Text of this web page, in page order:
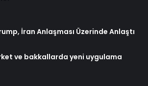
İran Anlaşması Üzerinde Anlaştı
ve bakkallarda yeni uygulama